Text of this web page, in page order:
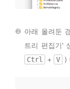
아래 올려둔
트리 편집기'
Ctrl + V )